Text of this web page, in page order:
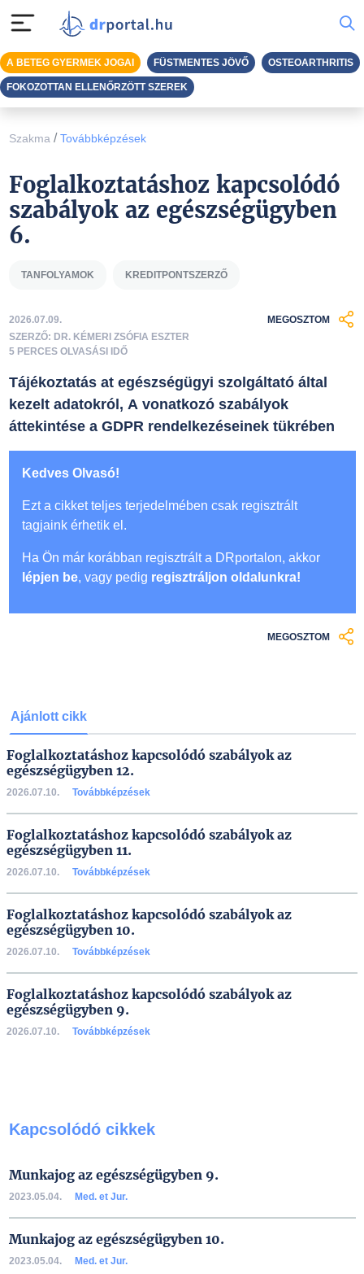
Szakma / Továbbképzések
Foglalkoztatáshoz kapcsolódó
szabályok az egészségügyben
6.
TANFOLYAMOK KREDITPONTSZERZŐ
2026.07.09.
SZERZŐ: DR. KÉMERI ZSÓFIA ESZTER
5 PERCES OLVASÁSI IDŐ
MEGOSZTOM
Tájékoztatás at egészségügyi szolgáltató által
kezelt adatokról, A vonatkozó szabályok
áttekintése a GDPR rendelkezéseinek tükrében
Kedves Olvasó!
Ezt a cikket teljes terjedelmében csak regisztrált
tagjaink érhetik el.
Ha Ön már korábban regisztrált a DRportalon, akkor
lépjen be, vagy pedig regisztráljon oldalunkra!
MEGOSZTOM
Ajánlott cikk
Foglalkoztatáshoz kapcsolódó szabályok az
egészségügyben 12.
2026.07.10. Továbbképzések
Foglalkoztatáshoz kapcsolódó szabályok az
egészségügyben 11.
2026.07.10. Továbbképzések
Foglalkoztatáshoz kapcsolódó szabályok az
egészségügyben 10.
2026.07.10. Továbbképzések
Foglalkoztatáshoz kapcsolódó szabályok az
egészségügyben 9.
2026.07.10. Továbbképzések
Kapcsolódó cikkek
Munkajog az egészségügyben 9.
2023.05.04. Med. et Jur.
Munkajog az egészségügyben 10.
2023.05.04. Med. et Jur.
A BETEG GYERMEK JOGAI FÜSTMENTES JÖVŐ OSTEOARTHRITIS
FOKOZOTTAN ELLENŐRZÖTT SZEREK